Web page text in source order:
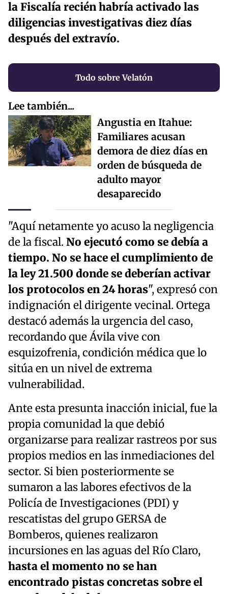
la Fiscalía recién habría activado las
diligencias investigativas diez días
después del extravío.
Todo sobre Velatón
Lee también...
Angustia en Itahue:
Familiares acusan
demora de diez días en
orden de búsqueda de
adulto mayor
desaparecido
"Aquí netamente yo acuso la negligencia
de la fiscal. No ejecutó como se debía a
tiempo. No se hace el cumplimiento de
la ley 21.500 donde se deberían activar
los protocolos en 24 horas", expresó con
indignación el dirigente vecinal. Ortega
destacó además la urgencia del caso,
recordando que Ávila vive con
esquizofrenia, condición médica que lo
sitúa en un nivel de extrema
vulnerabilidad.
Ante esta presunta inacción inicial, fue la
propia comunidad la que debió
organizarse para realizar rastreos por sus
propios medios en las inmediaciones del
sector. Si bien posteriormente se
sumaron a las labores efectivos de la
Policía de Investigaciones (PDI) y
rescatistas del grupo GERSA de
Bomberos, quienes realizaron
incursiones en las aguas del Río Claro,
hasta el momento no se han
encontrado pistas concretas sobre el